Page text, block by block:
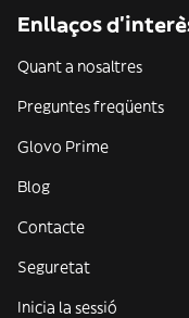
Enllaços
Quant a nosaltres
Preguntes freqüents
Glovo Prime
Blog
Contacte
Seguretat
Inicia la sessió